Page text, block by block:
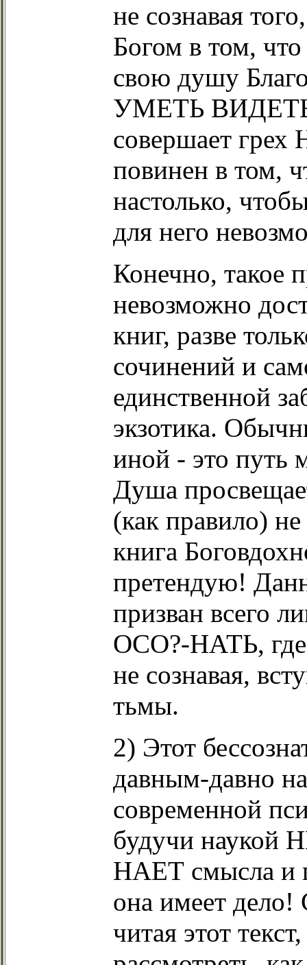
не сознавая
Богом в том,
свою душу
УМЕТЬ ВИДЕТЬ
совершает
повинен в том,
настолько,
для него
Конечно, такое
невозможно
книг, разве
сочинений и
единственной
экзотика.
иной - это путь
Душа
(как правило)
книга
претендую!
призван всего
ОСО?-НАТЬ, где
не сознавая,
тьмы.
2) Этот
давным-давно
современной
будучи
НАЕТ смысла и
она имеет дело!
читая этот